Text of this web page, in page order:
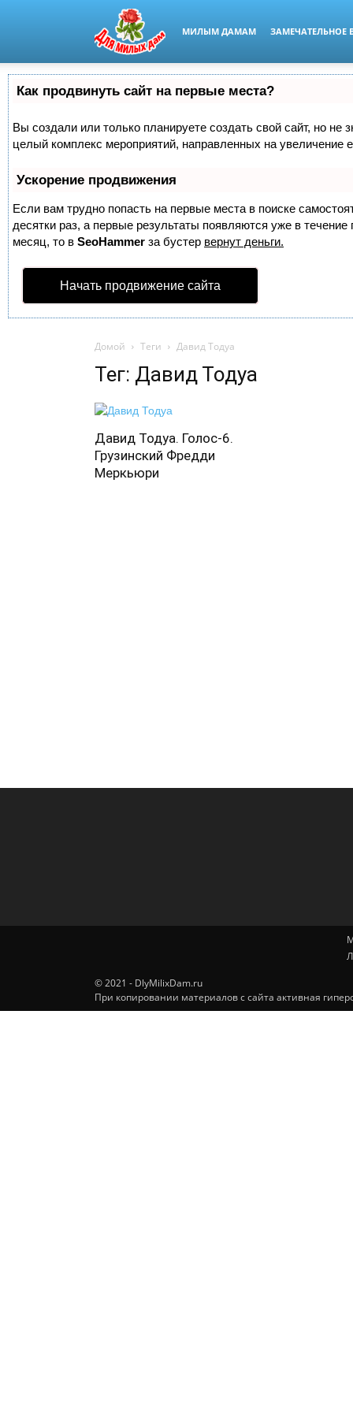
МИЛЫМ ДАМАМ ЗАМЕЧАТЕЛЬНОЕ
Как продвинуть сайт на первые места?
Вы создали или только планируете создать свой сайт, но не
целый комплекс мероприятий, направленных на увеличение
Ускорение продвижения
Если вам трудно попасть на первые места в поиске
десятки раз, а первые результаты появляются уже в
месяц, то в SeoHammer за бустер вернут деньги.
Начать продвижение сайта
Домой Теги Давид Тодуа
Тег: Давид Тодуа
Давид Тодуа. Голос-6.
Грузинский Фредди
Меркьюри
© 2021 - DlyMilixDam.ru
При копировании материалов с сайта активная